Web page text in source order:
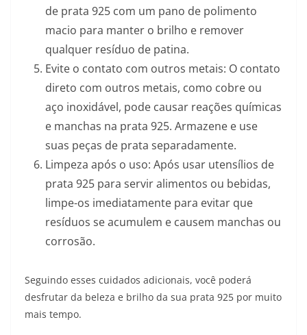
de prata 925 com um pano de polimento
macio para manter o brilho e remover
qualquer resíduo de patina.
Evite o contato com outros metais: O contato
direto com outros metais, como cobre ou
aço inoxidável, pode causar reações químicas
e manchas na prata 925. Armazene e use
suas peças de prata separadamente.
Limpeza após o uso: Após usar utensílios de
prata 925 para servir alimentos ou bebidas,
limpe-os imediatamente para evitar que
resíduos se acumulem e causem manchas ou
corrosão.
Seguindo esses cuidados adicionais, você poderá
desfrutar da beleza e brilho da sua prata 925 por muito
mais tempo.